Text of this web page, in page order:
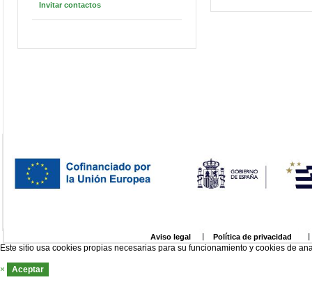
Invitar contactos
Aviso legal Política de privacidad
Este sitio usa cookies propias necesarias para su funcionamiento y cookies de
× Aceptar